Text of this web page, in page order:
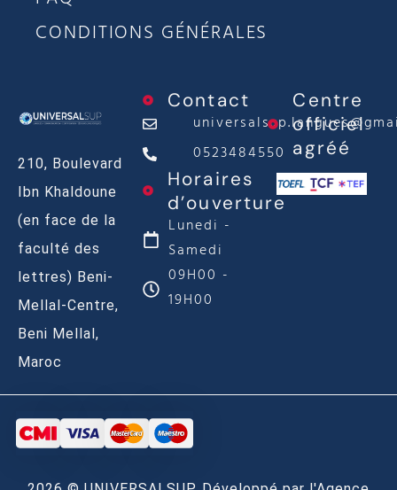
CONDITIONS GÉNÉRALES
210, Boulevard
Ibn Khaldoune
(en face de la
faculté des
lettres) Beni-
Mellal-Centre,
Beni Mellal,
Maroc
Contact
0523484550
Horaires
d’ouverture
Lunedi -
Samedi
09H00 -
19H00
Centre
officiel
agréé